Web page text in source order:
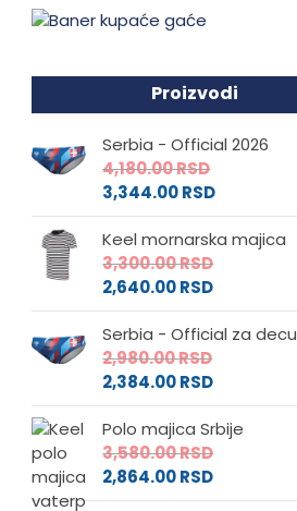
Proizvodi
Serbia - Official 2026
4,180.00RSD
3,344.00RSD
Keel mornarska majica
3,300.00RSD
2,640.00RSD
Serbia - Official za decu
2,980.00RSD
2,384.00RSD
Polo majica Srbije
3,580.00RSD
2,864.00RSD